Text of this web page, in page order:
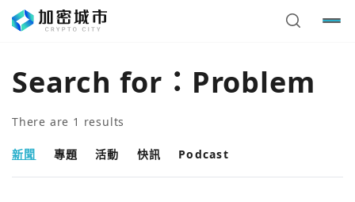
Search for： Problem
There are 1 results
新聞 專題 活動 快訊 Podcast